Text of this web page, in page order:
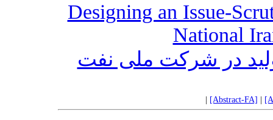
Designing an Issue-
National
در شرکت ملی نفت
[Abstract-FA]